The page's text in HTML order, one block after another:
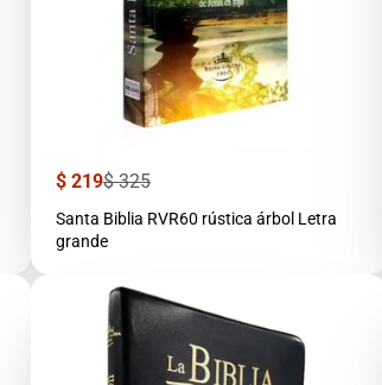
Precio
venta
$ 219Precio
$ 325
Santa Biblia RVR60 rústica árbol Letra
grande